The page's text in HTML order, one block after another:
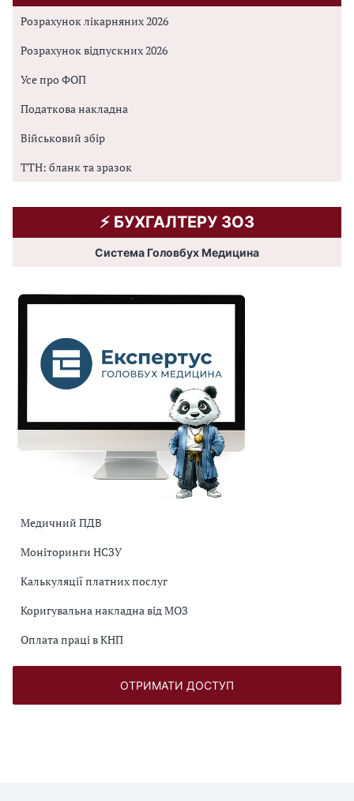
Розрахунок лікарняних 2026
Розрахунок відпускних 2026
Усе про ФОП
Податкова накладна
Військовий збір
ТТН: бланк та зразок
⚡️ БУХГАЛТЕРУ ЗОЗ
Система Головбух Медицина
Медичний ПДВ
Моніторинги НСЗУ
Калькуляції платних послуг
Коригувальна накладна від МОЗ
Оплата праці в КНП
ОТРИМАТИ ДОСТУП